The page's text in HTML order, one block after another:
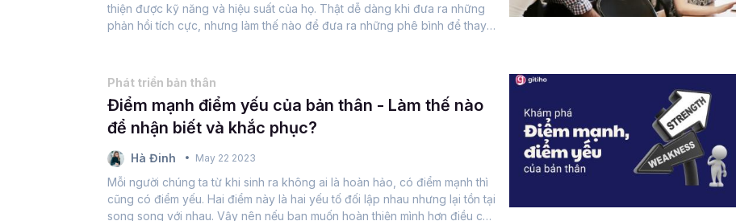
thiện được kỹ năng và hiệu suất của họ. Thật dễ dàng khi đưa ra những
phản hồi tích cực, nhưng làm thế nào để đưa ra những phê bình để thay
Phát triển bản thân
Điểm mạnh điểm yếu của bản thân - Làm thế nào
để nhận biết và khắc phục?
Hà Đinh May 22 2023
Mỗi người chúng ta từ khi sinh ra không ai là hoàn hảo, có điểm mạnh thì
cũng có điểm yếu. Hai điểm này là hai yếu tố đối lập nhau nhưng lại tồn tại
song song với nhau. Vậy nên nếu bạn muốn hoàn thiện mình hơn điều cần